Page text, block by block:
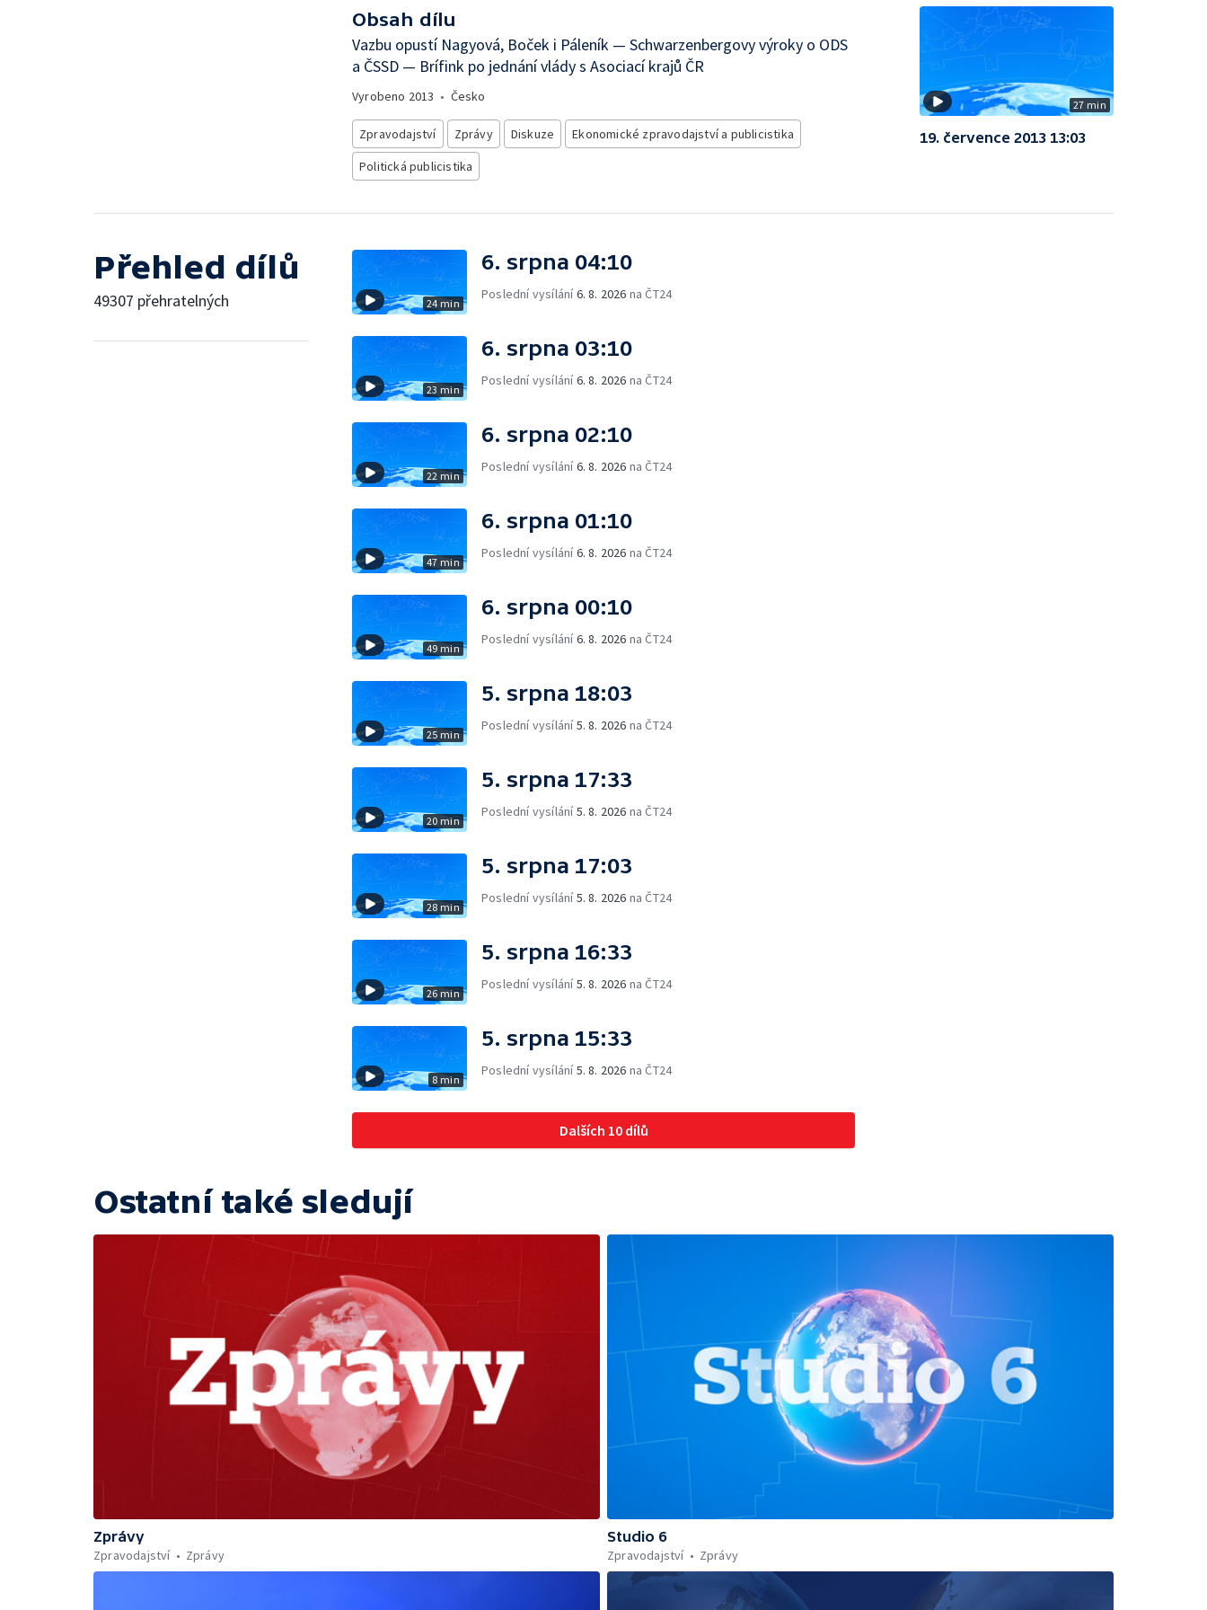
Obsah dílu
Vazbu opustí Nagyová, Boček i Páleník — Schwarzenbergovy výroky o ODS
a ČSSD — Brífink po jednání vlády s Asociací krajů ČR
Vyrobeno 2013 • Česko
Zpravodajství Zprávy Diskuze
Ekonomické zpravodajství a publicistika
Politická publicistika
27 min
19. července 2013 13:03
Přehled dílů
49307 přehratelných 24 min
6. srpna 04:10
Poslední vysílání6. 8. 2026 na ČT24
23 min
6. srpna 03:10
Poslední vysílání6. 8. 2026 na ČT24
22 min
6. srpna 02:10
Poslední vysílání6. 8. 2026 na ČT24
47 min
6. srpna 01:10
Poslední vysílání6. 8. 2026 na ČT24
49 min
6. srpna 00:10
Poslední vysílání6. 8. 2026 na ČT24
25 min
5. srpna 18:03
Poslední vysílání5. 8. 2026 na ČT24
20 min
5. srpna 17:33
Poslední vysílání5. 8. 2026 na ČT24
28 min
5. srpna 17:03
Poslední vysílání5. 8. 2026 na ČT24
26 min
5. srpna 16:33
Poslední vysílání5. 8. 2026 na ČT24
8 min
5. srpna 15:33
Poslední vysílání5. 8. 2026 na ČT24
Dalších 10 dílů
Ostatní také sledují
Zprávy
Zpravodajství
Zprávy
Studio 6
Zpravodajství
Zprávy